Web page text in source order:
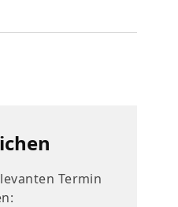
Termin